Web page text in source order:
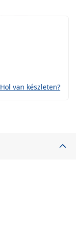
Hol van készleten?